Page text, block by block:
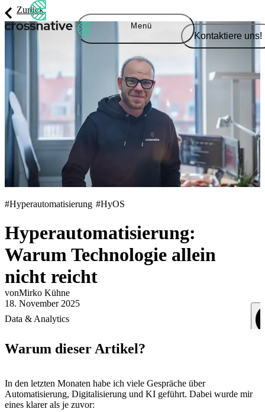
Kontaktiere uns!
Menü
Zurück
#Hyperautomatisierung #HyOS
Hyperautomatisierung:
Warum Technologie allein
nicht reicht
vonMirko Kühne
18. November 2025
Data & Analytics
Warum dieser Artikel?
In den letzten Monaten habe ich viele Gespräche über
Automatisierung, Digitalisierung und KI geführt. Dabei wurde mir
eines klarer als je zuvor: